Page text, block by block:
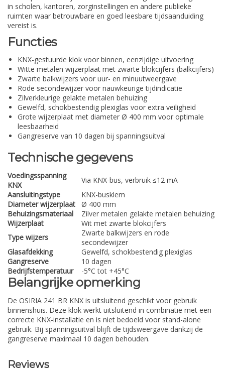
in scholen, kantoren, zorginstellingen en andere publieke
ruimten waar betrouwbare en goed leesbare tijdsaanduiding
vereist is.
Functies
KNX-gestuurde klok voor binnen, eenzijdige uitvoering
Witte metalen wijzerplaat met zwarte blokcijfers (balkcijfers)
Zwarte balkwijzers voor uur- en minuutweergave
Rode secondewijzer voor nauwkeurige tijdindicatie
Zilverkleurige gelakte metalen behuizing
Gewelfd, schokbestendig plexiglas voor extra veiligheid
Grote wijzerplaat met diameter Ø 400 mm voor optimale
leesbaarheid
Gangreserve van 10 dagen bij spanningsuitval
Technische gegevens
Voedingsspanning
KNX
Via KNX-bus, verbruik ≤12 mA
Aansluitingstype
KNX-busklem
Diameter wijzerplaat
Ø 400 mm
Behuizingsmateriaal
Zilver metalen gelakte metalen behuizing
Wijzerplaat
Wit met zwarte blokcijfers
Type wijzers
Zwarte balkwijzers en rode
secondewijzer
Glasafdekking
Gewelfd, schokbestendig plexiglas
Gangreserve
10 dagen
Bedrijfstemperatuur
-5°C tot +45°C
Belangrijke opmerking
De OSIRIA 241 BR KNX is uitsluitend geschikt voor gebruik
binnenshuis. Deze klok werkt uitsluitend in combinatie met een
correcte KNX-installatie en is niet bedoeld voor stand-alone
gebruik. Bij spanningsuitval blijft de tijdsweergave dankzij de
gangreserve maximaal 10 dagen behouden.
Reviews